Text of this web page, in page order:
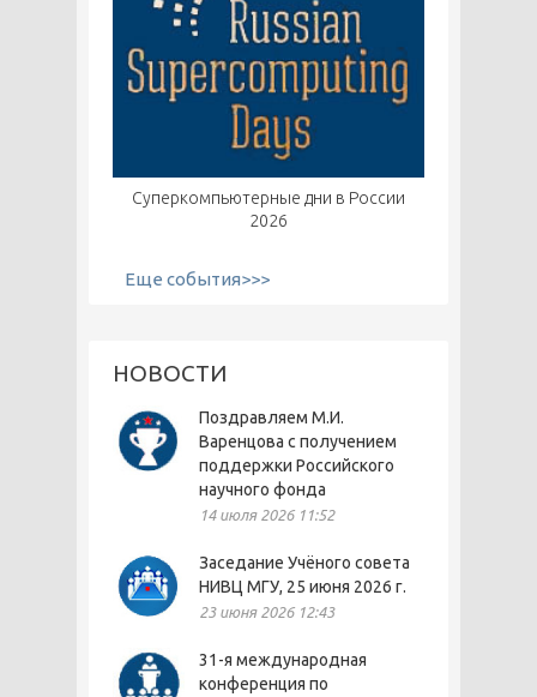
Суперкомпьютерные дни в России
2026
Еще события>>>
НОВОСТИ
Поздравляем М.И.
Варенцова с получением
поддержки Российского
научного фонда
14 июля 2026 11:52
Заседание Учёного совета
НИВЦ МГУ, 25 июня 2026 г.
23 июня 2026 12:43
31-я международная
конференция по